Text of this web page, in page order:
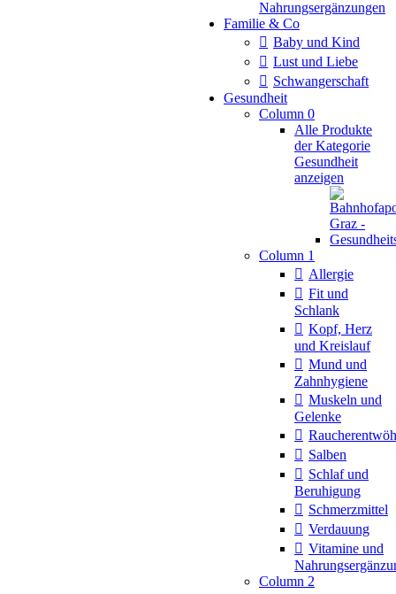
Nahrungsergänzungen
Familie & Co
Baby und Kind
Lust und Liebe
Schwangerschaft
Gesundheit
Column 0
Alle Produkte
der Kategorie
Gesundheit
anzeigen
Column 1
Allergie
Fit und
Schlank
Kopf, Herz
und Kreislauf
Mund und
Zahnhygiene
Muskeln und
Gelenke
Salben
Schlaf und
Beruhigung
Schmerzmittel
Verdauung
Vitamine und
Column 2